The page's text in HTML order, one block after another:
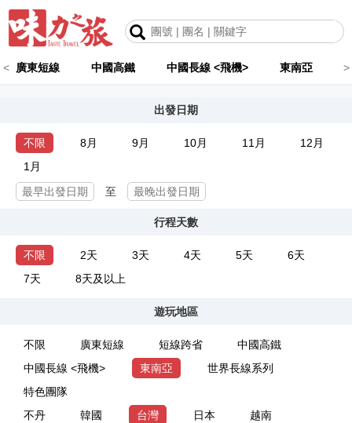
< 廣東短線 中國高鐵 中國長線 <飛機> 東南亞 >
出發日期
不限 8月 9月 10月 11月
12月
1月
至
行程天數
不限 2天 3天 4天 5天
6天
7天
8天及以上
遊玩地區
不限 廣東短線 短線跨省
中國高鐵
中國長線 <飛機>
東南亞
世界長線系列
特色團隊
不丹
韓國 台灣 日本
越南